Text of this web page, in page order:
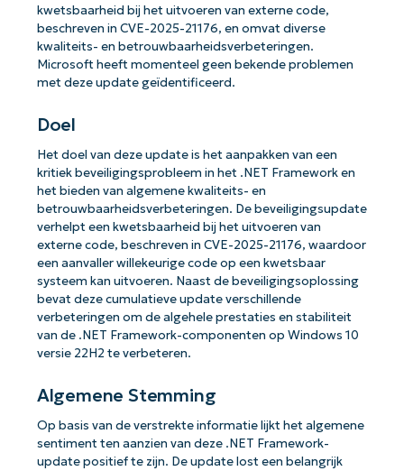
kwetsbaarheid bij het uitvoeren van externe code,
beschreven in CVE-2025-21176, en omvat diverse
kwaliteits- en betrouwbaarheidsverbeteringen.
Microsoft heeft momenteel geen bekende problemen
met deze update geïdentificeerd.
Doel
Het doel van deze update is het aanpakken van een
kritiek beveiligingsprobleem in het .NET Framework en
het bieden van algemene kwaliteits- en
betrouwbaarheidsverbeteringen. De beveiligingsupdate
verhelpt een kwetsbaarheid bij het uitvoeren van
externe code, beschreven in CVE-2025-21176, waardoor
een aanvaller willekeurige code op een kwetsbaar
systeem kan uitvoeren. Naast de beveiligingsoplossing
bevat deze cumulatieve update verschillende
verbeteringen om de algehele prestaties en stabiliteit
van de .NET Framework-componenten op Windows 10
versie 22H2 te verbeteren.
Algemene Stemming
Op basis van de verstrekte informatie lijkt het algemene
sentiment ten aanzien van deze .NET Framework-
update positief te zijn. De update lost een belangrijk